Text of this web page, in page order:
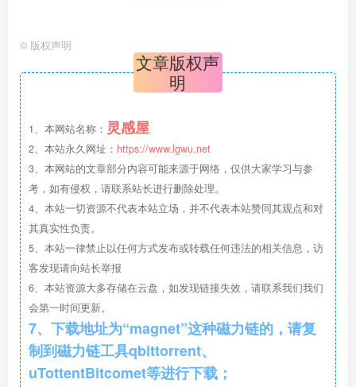
灯具安装做法大样图示.png
干挂背栓工艺.png
© 版权声明
文章版权声
明
1、本网站名称： 灵感屋
2、本站永久网址： https://www.lgwu.net
3、本网站的文章部分内容可能来源于网络，仅供大家学习与参
考，如有侵权，请联系站长进行删除处理。
4、本站一切资源不代表本站立场，并不代表本站赞同其观点和对
其真实性负责。
5、本站一律禁止以任何方式发布或转载任何违法的相关信息，访
客发现请向站长举报
6、本站资源大多存储在云盘，如发现链接失效，请联系我们我们
会第一时间更新。
7、下载地址为“magnet”这种磁力链的，请复
制到磁力链工具qbittorrent、
uTottentBitcomet等进行下载；